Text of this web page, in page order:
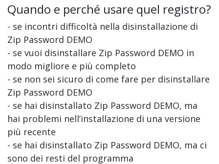
Quando e perché usare quel registro?
- se incontri difficoltà nella disinstallazione di
Zip Password DEMO
- se vuoi disinstallare Zip Password DEMO in
modo migliore e più completo
- se non sei sicuro di come fare per disinstallare
Zip Password DEMO
- se hai disinstallato Zip Password DEMO, ma
hai problemi nell’installazione di una versione
più recente
- se hai disinstallato Zip Password DEMO, ma ci
sono dei resti del programma